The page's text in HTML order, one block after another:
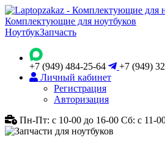
Комплектующие для ноутбуков
НоутбукЗапчасть
+7 (949) 484-25-64
+7 (949)
Личный кабинет
Регистрация
Авторизация
Пн-Пт: с 10-00 до 16-00 Сб: с 11-